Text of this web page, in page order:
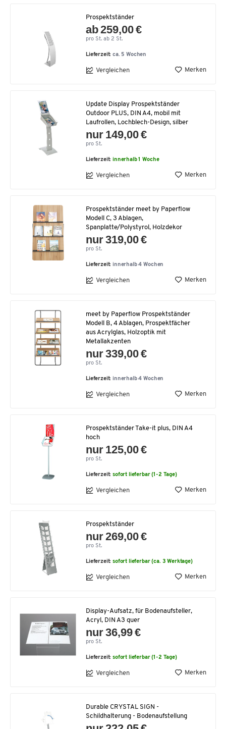
Prospektständer
ab 259,00 €
pro St. ab 2 St.
Lieferzeit:ca. 5 Wochen
Vergleichen Merken
Update Display Prospektständer
Outdoor PLUS, DIN A4, mobil mit
Laufrollen, Lochblech-Design, silber
nur 149,00 €
pro St.
Lieferzeit:innerhalb 1 Woche
Vergleichen Merken
Prospektständer meet by Paperflow
Modell C, 3 Ablagen,
Spanplatte/Polystyrol, Holzdekor
nur 319,00 €
pro St.
Lieferzeit: innerhalb 4 Wochen
Vergleichen Merken
meet by Paperflow Prospektständer
Modell B, 4 Ablagen, Prospektfächer
aus Acrylglas, Holzoptik mit
Metallakzenten
nur 339,00 €
pro St.
Lieferzeit: innerhalb 4 Wochen
Vergleichen Merken
Prospektständer Take-it plus, DIN A4
hoch
nur 125,00 €
pro St.
Lieferzeit:sofort lieferbar (1-2 Tage)
Vergleichen Merken
Prospektständer
nur 269,00 €
pro St.
Lieferzeit:sofort lieferbar (ca. 3 Werktage)
Vergleichen Merken
Display-Aufsatz, für Bodenaufsteller,
Acryl, DIN A3 quer
nur 36,99 €
pro St.
Lieferzeit:sofort lieferbar (1-2 Tage)
Vergleichen Merken
Durable CRYSTAL SIGN -
Schildhalterung - Bodenaufstellung